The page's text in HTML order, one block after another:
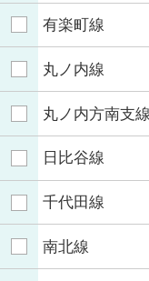
有楽町線
丸ノ内線
丸ノ内方南支線
日比谷線
千代田線
南北線